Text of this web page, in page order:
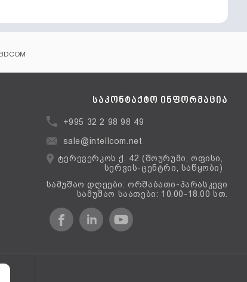
საკონტაქტო ინფორმაცია
+995 32 2 98 98 49
sale@intellcom.net
ტერევერკოს ქ. 42 (შოურუმი, ოფისი,
სერვის-ცენტრი, საწყობი)
სამუშაო დღეები: ორშაბათი-პარასკევი
სამუშაო საათები: 10.00-18.00 სთ.